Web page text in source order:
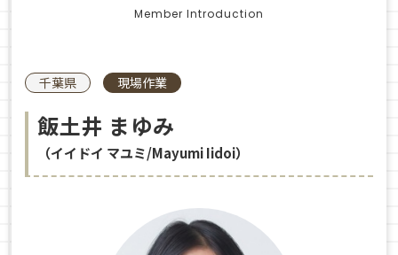
Member Introduction
千葉県 現場作業
飯土井 まゆみ
（イイドイ マユミ/Mayumi Iidoi）